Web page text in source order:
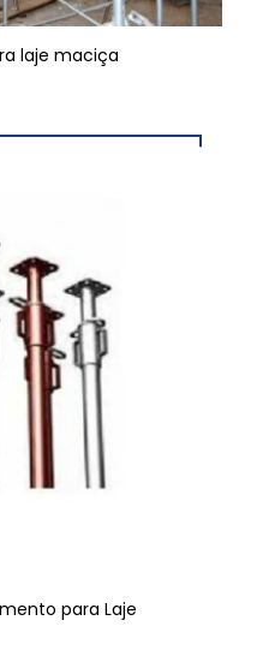
laje maciça
para Laje